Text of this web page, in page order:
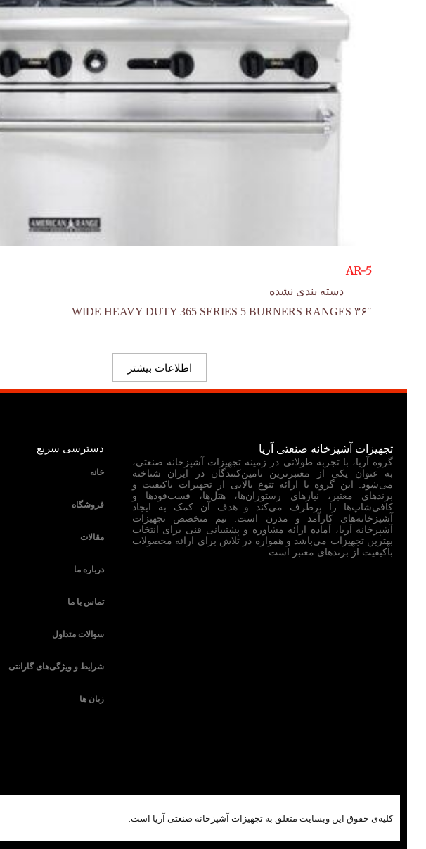
AR-5
دسته بندی نشده
۳۶″ WIDE HEAVY DUTY 365 SERIES 5 BURNERS RANGES
اطلاعات بیشتر
تجهیزات آشپزخانه صنعتی آریا
گروه آریا، با تجربه طولانی در زمینه تجهیزات آشپزخانه صنعتی،
به عنوان یکی از معتبرترین تامین‌کنندگان در ایران شناخته
می‌شود. این گروه با ارائه تنوع بالایی از تجهیزات باکیفیت و
برندهای معتبر، نیازهای رستوران‌ها، هتل‌ها، فست‌فودها و
کافی‌شاپ‌ها را برطرف می‌کند و هدف آن کمک به ایجاد
آشپزخانه‌های کارآمد و مدرن است. تیم متخصص تجهیزات
آشپزخانه آریا، آماده ارائه مشاوره و پشتیبانی فنی برای انتخاب
بهترین تجهیزات می‌باشد و همواره در تلاش برای ارائه محصولات
باکیفیت از برندهای معتبر است.
دسترسی سریع
خانه
فروشگاه
مقالات
درباره ما
تماس با ما
سوالات متداول
شرایط و ویژگی‌های گارانتی
زبان ها
کلیه‌ی حقوق این وبسایت متعلق به تجهیزات آشپزخانه صنعتی آریا است.